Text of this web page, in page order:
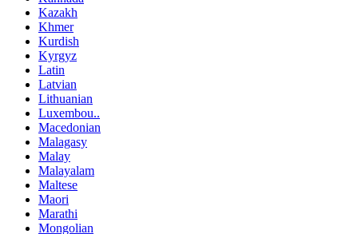
Kazakh
Khmer
Kurdish
Kyrgyz
Latin
Latvian
Lithuanian
Luxembou..
Macedonian
Malagasy
Malay
Malayalam
Maltese
Maori
Marathi
Mongolian